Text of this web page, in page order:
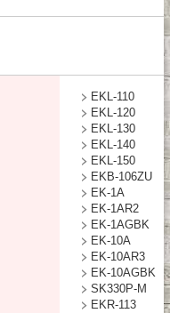
EKL-110
EKL-120
EKL-130
EKL-140
EKL-150
EKB-106ZU
EK-1A
EK-1AR2
EK-1AGBK
EK-10A
EK-10AR3
EK-10AGBK
SK330P-M
EKR-113